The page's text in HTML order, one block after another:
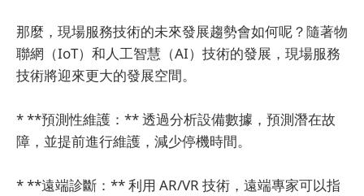
那麼，現場服務技術的未來發展趨勢會如何呢？隨著物
聯網（IoT）和人工智慧（AI）技術的發展，現場服務
技術將迎來更大的發展空間。
* **預測性維護：** 透過分析設備數據，預測潛在故
障，並提前進行維護，減少停機時間。
* **遠端診斷：** 利用 AR/VR 技術，遠端專家可以指